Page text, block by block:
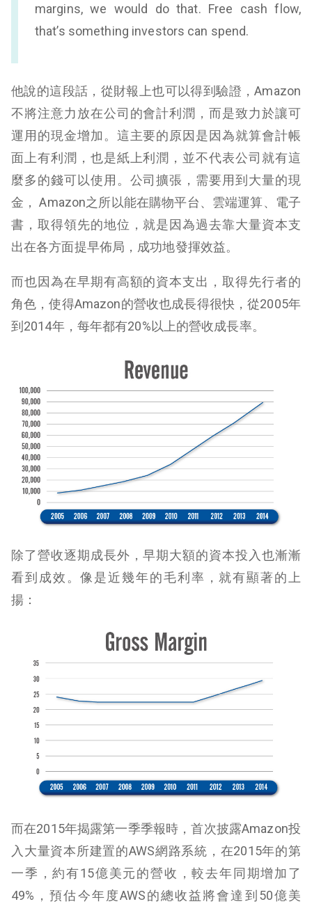
margins, we would do that. Free cash flow,
that’s something investors can spend.
他說的這段話，從財報上也可以得到驗證，Amazon
不將注意力放在公司的會計利潤，而是致力於讓可
運用的現金增加。這主要的原因是因為就算會計帳
面上有利潤，也是紙上利潤，並不代表公司就有這
麼多的錢可以使用。公司擴張，需要用到大量的現
金， Amazon之所以能在購物平台、雲端運算、電子
書，取得領先的地位，就是因為過去靠大量資本支
出在各方面提早佈局，成功地發揮效益。
而也因為在早期有高額的資本支出，取得先行者的
角色，使得Amazon的營收也成長得很快，從2005年
到2014年，每年都有20%以上的營收成長率。
除了營收逐期成長外，早期大額的資本投入也漸漸
看到成效。像是近幾年的毛利率，就有顯著的上
揚：
而在2015年揭露第一季季報時，首次披露Amazon投
入大量資本所建置的AWS網路系統，在2015年的第
一季，約有15億美元的營收，較去年同期增加了
49%，預估今年度AWS的總收益將會達到50億美